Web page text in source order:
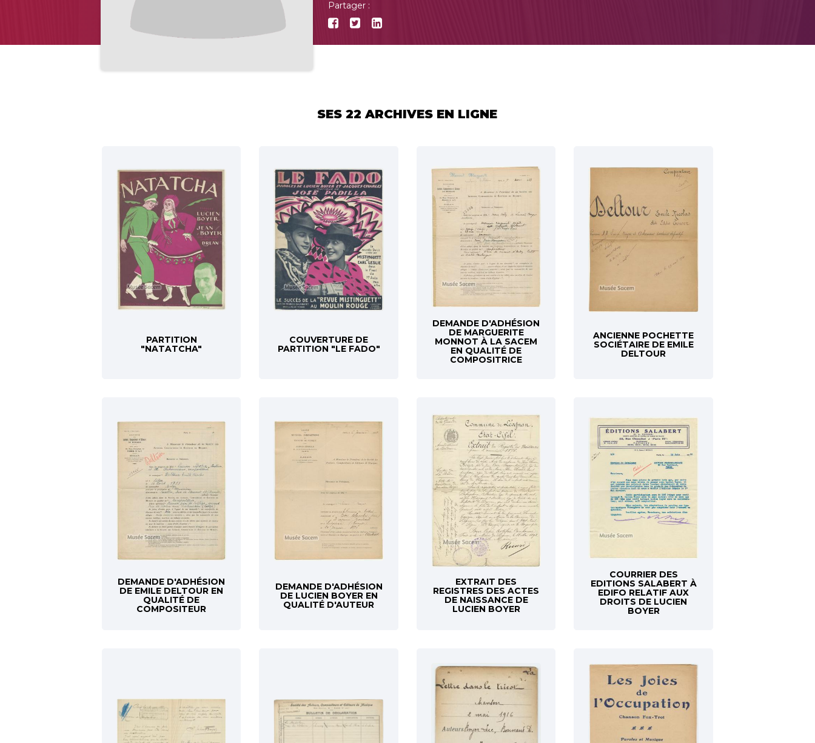
Partager :
SES 22 ARCHIVES EN LIGNE
PARTITION
"NATATCHA"
COUVERTURE DE
PARTITION "LE FADO"
DEMANDE D'ADHÉSION
DE MARGUERITE
MONNOT À LA SACEM
EN QUALITÉ DE
COMPOSITRICE
ANCIENNE POCHETTE
SOCIÉTAIRE DE EMILE
DELTOUR
DEMANDE D'ADHÉSION
DE EMILE DELTOUR EN
QUALITÉ DE
COMPOSITEUR
DEMANDE D'ADHÉSION
DE LUCIEN BOYER EN
QUALITÉ D'AUTEUR
EXTRAIT DES
REGISTRES DES ACTES
DE NAISSANCE DE
LUCIEN BOYER
COURRIER DES
EDITIONS SALABERT À
EDIFO RELATIF AUX
DROITS DE LUCIEN
BOYER